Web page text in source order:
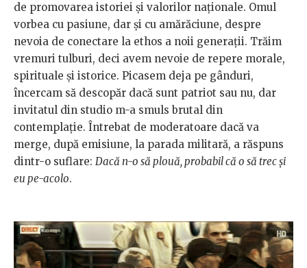
de promovarea istoriei și valorilor naționale. Omul
vorbea cu pasiune, dar și cu amărăciune, despre
nevoia de conectare la ethos a noii generații. Trăim
vremuri tulburi, deci avem nevoie de repere morale,
spirituale și istorice. Picasem deja pe gânduri,
încercam să descopăr dacă sunt patriot sau nu, dar
invitatul din studio m-a smuls brutal din
contemplație. Întrebat de moderatoare dacă va
merge, după emisiune, la parada militară, a răspuns
dintr-o suflare: Dacă n-o să plouă, probabil că o să trec și
eu pe-acolo.